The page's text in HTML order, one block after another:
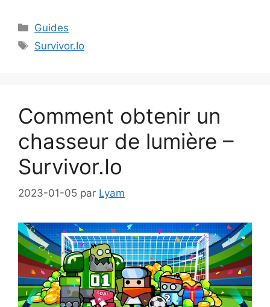
Catégories
Guides
Étiquettes
Survivor.Io
Comment obtenir un
chasseur de lumière –
Survivor.Io
2023-01-05 par Lyam